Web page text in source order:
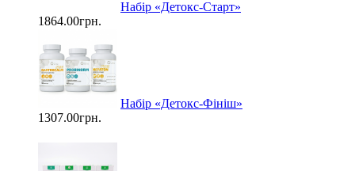
Набір «Детокс-Старт»
1864.00грн.
Набір «Детокс-Фініш»
1307.00грн.